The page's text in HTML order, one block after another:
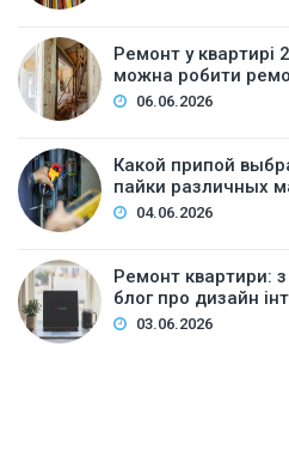
Ремонт у квартирі
можна робити
06.06.2026
Какой припой
пайки различных
04.06.2026
Ремонт квартири:
блог про дизайн
03.06.2026